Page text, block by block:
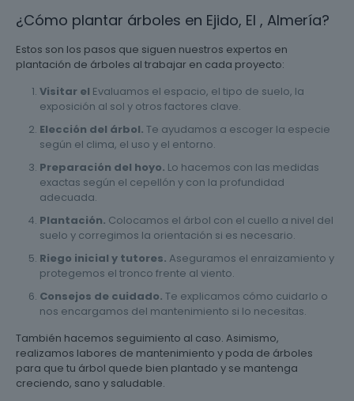
¿Cómo plantar árboles en Ejido, El , Almería?
Estos son los pasos que siguen nuestros expertos en
plantación de árboles al trabajar en cada proyecto:
Visitar el Evaluamos el espacio, el tipo de suelo, la
exposición al sol y otros factores clave.
Elección del árbol. Te ayudamos a escoger la especie
según el clima, el uso y el entorno.
Preparación del hoyo. Lo hacemos con las medidas
exactas según el cepellón y con la profundidad
adecuada.
Plantación. Colocamos el árbol con el cuello a nivel del
suelo y corregimos la orientación si es necesario.
Riego inicial y tutores. Aseguramos el enraizamiento y
protegemos el tronco frente al viento.
Consejos de cuidado. Te explicamos cómo cuidarlo o
nos encargamos del mantenimiento si lo necesitas.
También hacemos seguimiento al caso. Asimismo,
realizamos labores de mantenimiento y poda de árboles
para que tu árbol quede bien plantado y se mantenga
creciendo, sano y saludable.